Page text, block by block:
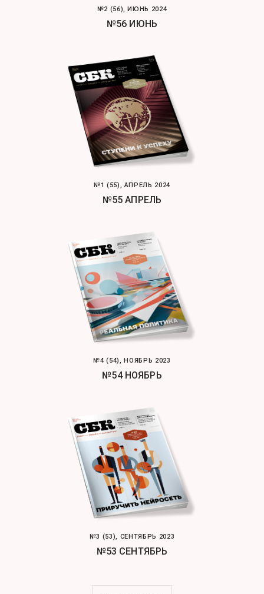
№2 (56), ИЮНЬ 2024
№56 ИЮНЬ
№1 (55), АПРЕЛЬ 2024
№55 АПРЕЛЬ
№4 (54), НОЯБРЬ 2023
№54 НОЯБРЬ
№3 (53), СЕНТЯБРЬ 2023
№53 СЕНТЯБРЬ